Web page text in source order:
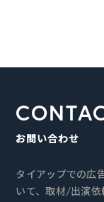
お問い合わせ
タイアップでの広
いて、取材/出演依